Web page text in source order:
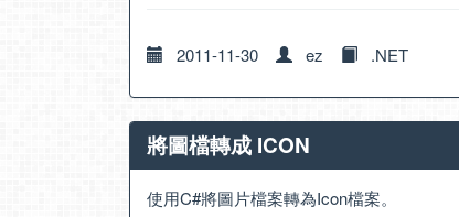
2011-11-30 ez .NET
將圖檔轉成 ICON
使用C#將圖片檔案轉為Icon檔案。